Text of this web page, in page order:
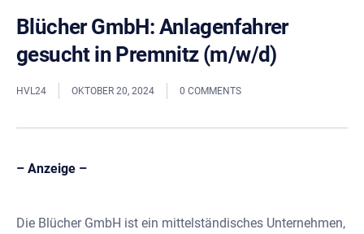
Blücher GmbH: Anlagenfahrer
gesucht in Premnitz (m/w/d)
HVL24 OKTOBER 20, 2024 0 COMMENTS
– Anzeige –
Die Blücher GmbH ist ein mittelständisches Unternehmen,